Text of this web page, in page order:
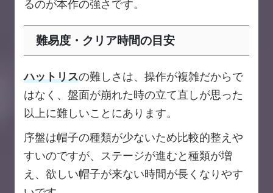
るのが本作の強さです。
難易度・クリア時間の目安
ハットリスの難しさは、操作が複雑だからで
はなく、盤面が崩れた時の立て直しが思った
以上に難しいことにあります。
序盤は帽子の種類が少ないため比較的整えや
すいのですが、ステージが進むと種類が増
え、欲しい帽子が来ない時間が長くなりやす